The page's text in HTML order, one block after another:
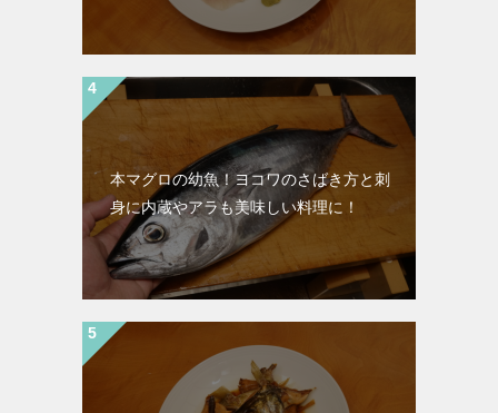
本マグロの幼魚！ヨコワのさばき方と刺
身に内蔵やアラも美味しい料理に！